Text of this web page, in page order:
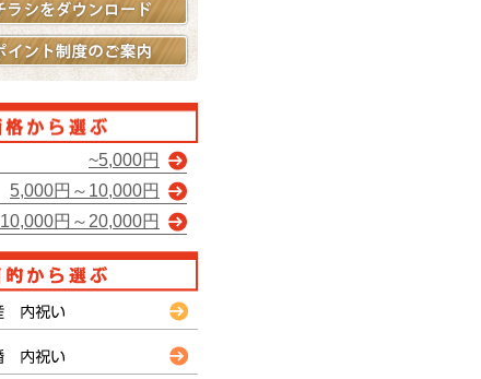
~5,000円
5,000円～10,000円
10,000円～20,000円